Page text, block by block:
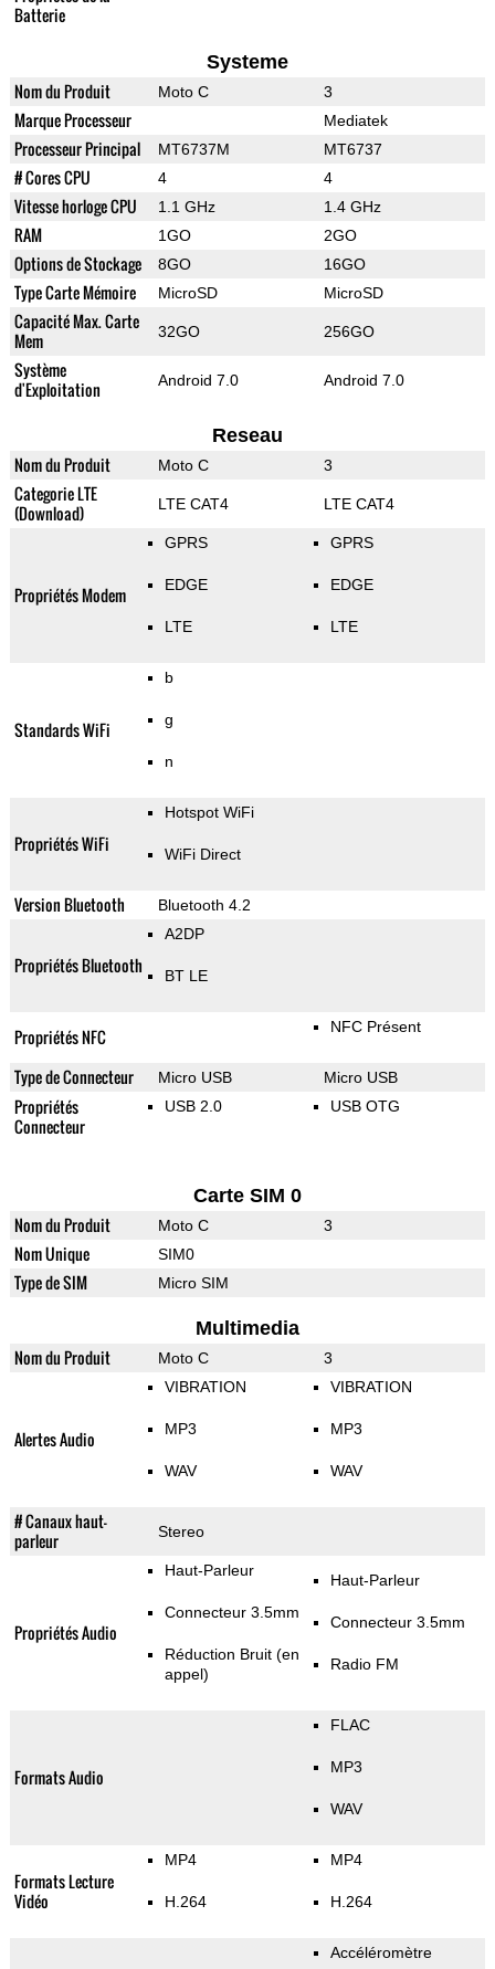
Batterie
Systeme
Nom du Produit Moto C 3
Marque Processeur Mediatek
Processeur Principal MT6737M MT6737
# Cores CPU 4 4
Vitesse horloge CPU 1.1 GHz 1.4 GHz
RAM 1GO 2GO
Options de Stockage 8GO 16GO
Type Carte Mémoire MicroSD MicroSD
Capacité Max. Carte
Mem
32GO 256GO
Système
d'Exploitation
Android 7.0 Android 7.0
Reseau
Nom du Produit Moto C 3
Categorie LTE
(Download)
LTE CAT4 LTE CAT4
Propriétés Modem
GPRS
EDGE
LTE
GPRS
EDGE
LTE
Standards WiFi
b
g
n
Propriétés WiFi
Hotspot WiFi
WiFi Direct
Version Bluetooth Bluetooth 4.2
Propriétés Bluetooth
A2DP
BT LE
Propriétés NFC NFC Présent
Type de Connecteur Micro USB Micro USB
Propriétés
Connecteur
USB 2.0 USB OTG
Carte SIM 0
Nom du Produit Moto C 3
Nom Unique SIM0
Type de SIM Micro SIM
Multimedia
Nom du Produit Moto C 3
Alertes Audio
VIBRATION
MP3
WAV
VIBRATION
MP3
WAV
# Canaux haut-
parleur
Stereo
Propriétés Audio
Haut-Parleur
Connecteur 3.5mm
Réduction Bruit (en
appel)
Haut-Parleur
Connecteur 3.5mm
Radio FM
Formats Audio
FLAC
MP3
WAV
Formats Lecture
Vidéo
MP4
H.264
MP4
H.264
Accéléromètre